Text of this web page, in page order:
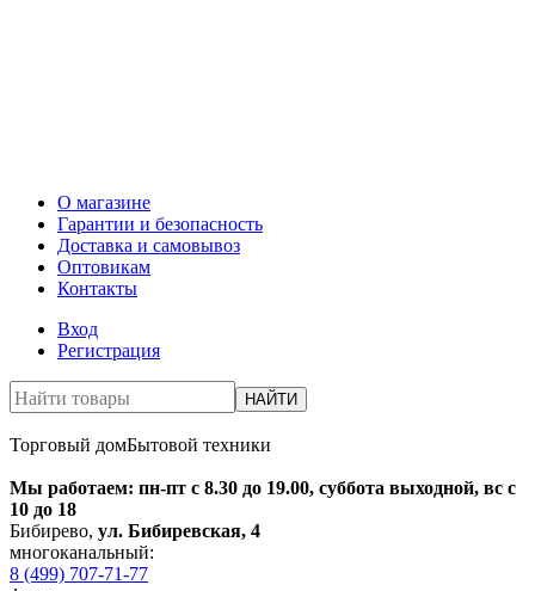
О магазине
Гарантии и безопасность
Доставка и самовывоз
Оптовикам
Контакты
Вход
Регистрация
НАЙТИ
Торговый домБытовой техники
Мы работаем: пн-пт с 8.30 до 19.00, суббота выходной, вс с
10 до 18
Бибирево, ул. Бибиревская, 4
многоканальный:
8 (499) 707-71-77